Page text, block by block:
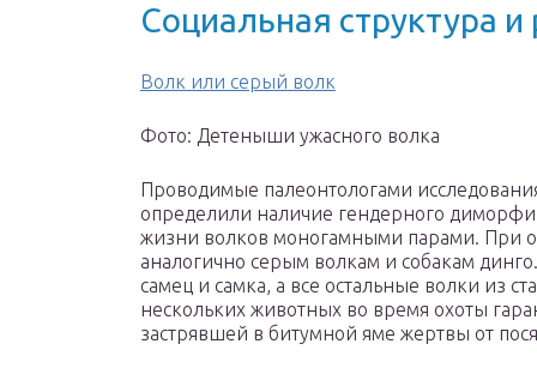
Социальная структура
Волк или серый волк
Фото: Детеныши ужасного волка
Проводимые палеонтологами
определили наличие гендерного
жизни волков моногамными парами. При
аналогично серым волкам и собакам
самец и самка, а все остальные волки из
нескольких животных во время охоты
застрявшей в битумной яме жертвы от